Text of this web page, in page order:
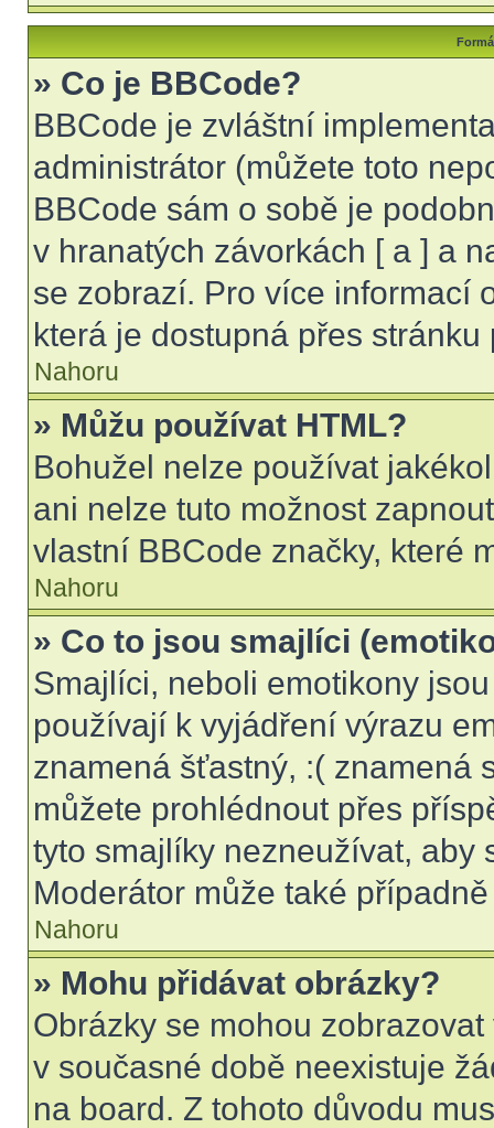
» Co je BBCode?
BBCode je zvláštní
administrátor (můžete toto
BBCode sám o sobě je
v hranatých závorkách [ a ] a
se zobrazí. Pro více informací
která je dostupná přes stránku
Nahoru
» Můžu používat HTML?
Bohužel nelze používat
ani nelze tuto možnost
vlastní BBCode značky, které
Nahoru
» Co to jsou smajlíci
Smajlíci, neboli emotikony
používají k vyjádření výrazu
znamená šťastný, :( znamená
můžete prohlédnout přes
tyto smajlíky nezneužívat, aby
Moderátor může také
Nahoru
» Mohu přidávat obrázky?
Obrázky se mohou
v současné době neexistuje
na board. Z tohoto důvodu